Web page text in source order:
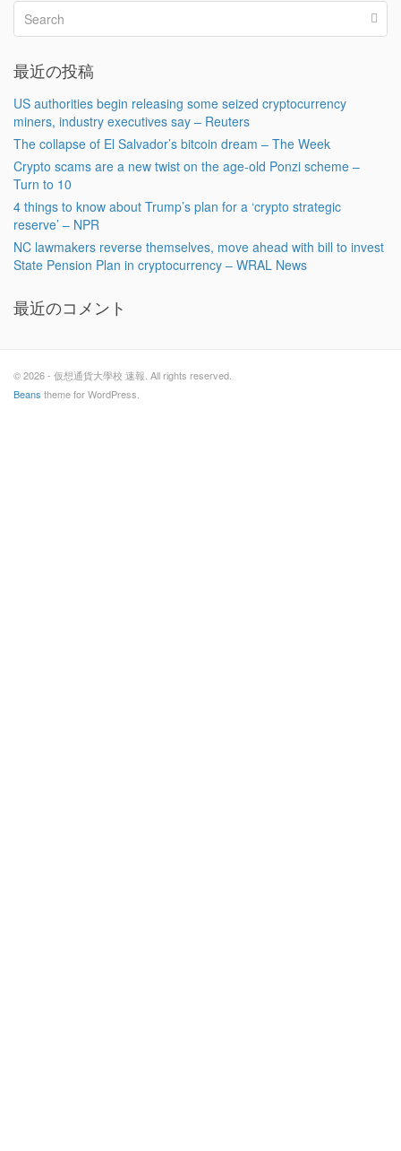
最近の投稿
US authorities begin releasing some seized cryptocurrency
miners, industry executives say – Reuters
The collapse of El Salvador’s bitcoin dream – The Week
Crypto scams are a new twist on the age-old Ponzi scheme –
Turn to 10
4 things to know about Trump’s plan for a ‘crypto strategic
reserve’ – NPR
NC lawmakers reverse themselves, move ahead with bill to invest
State Pension Plan in cryptocurrency – WRAL News
最近のコメント
© 2026 - 仮想通貨大學校 速報. All rights reserved.
Beans theme for WordPress.